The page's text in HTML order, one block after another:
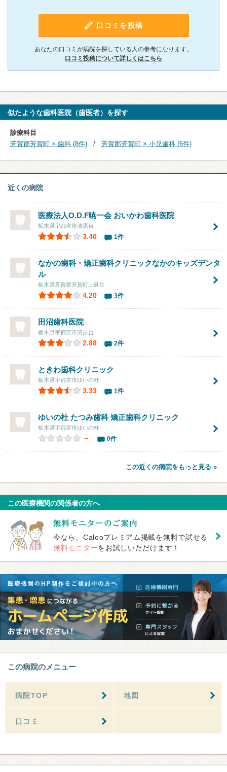
口コミを投稿
あなたの口コミが病院を探している人の参考になります。
口コミ投稿について詳しくはこちら
似たような歯科医院（歯医者）を探す
診療科目
芳賀郡芳賀町 × 歯科 (8件)
芳賀郡芳賀町 × 小児歯科 (6件)
近くの病院
医療法人O.D.F暁一会 おいかわ歯科医院
栃木県宇都宮市清原台
3.40 1件
なかの歯科・矯正歯科クリニックなかのキッズデンタ
ル
栃木県芳賀郡芳賀町上延生
4.20 3件
田沼歯科医院
栃木県宇都宮市清原台
2.88 2件
ときわ歯科クリニック
栃木県宇都宮市ゆいの杜
3.33 1件
ゆいの杜 たつみ歯科 矯正歯科クリニック
栃木県宇都宮市ゆいの杜
－ 0件
この近くの病院をもっと見る »
この医療機関の関係者の方へ
今なら、Calooプレミアム掲載を無料で試せる
無料モニターをお試しいただけます！
この病院のメニュー
病院TOP 地図
口コミ